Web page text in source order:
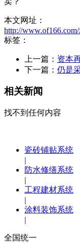
本文网址：
http://
标签：
上一篇： 资本
下一篇： 仍是
相关新闻
找不到任何内容
瓷砖铺贴系统
|
防水修缮系统
|
工程建材系统
|
涂料装饰系统
|
全国统一